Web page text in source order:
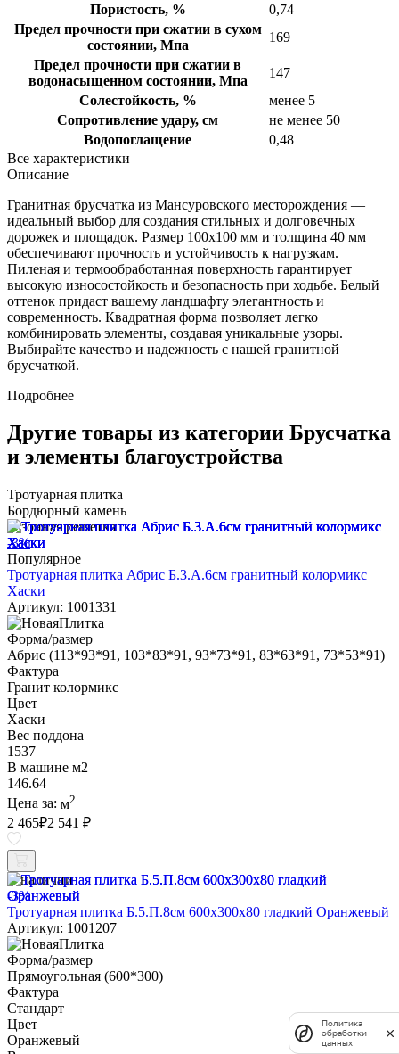
Пористость, %
0,74
Предел прочности при сжатии в сухом
состоянии, Мпа
169
Предел прочности при сжатии в
водонасыщенном состоянии, Мпа
147
Солестойкость, %
менее 5
Сопротивление удару, см
не менее 50
Водопоглащение
0,48
Все характеристики
Описание
Гранитная брусчатка из Мансуровского месторождения —
идеальный выбор для создания стильных и долговечных
дорожек и площадок. Размер 100х100 мм и толщина 40 мм
обеспечивают прочность и устойчивость к нагрузкам.
Пиленая и термообработанная поверхность гарантирует
высокую износостойкость и безопасность при ходьбе. Белый
оттенок придаст вашему ландшафту элегантность и
современность. Квадратная форма позволяет легко
комбинировать элементы, создавая уникальные узоры.
Выбирайте качество и надежность с нашей гранитной
брусчаткой.
Подробнее
Другие товары из категории Брусчатка
и элементы благоустройства
Тротуарная плитка
Бордюрный камень
Газонная решетка
-3%
Популярное
Тротуарная плитка Абрис Б.3.А.6см гранитный колормикс
Хаски
Артикул: 1001331
Форма/размер
Абрис (113*93*91, 103*83*91, 93*73*91, 83*63*91, 73*53*91)
Фактура
Гранит колормикс
Цвет
Хаски
Вес поддона
1537
В машине м2
146.64
Цена за: м2
2 465₽2 541 ₽
В наличии
-3%
Тротуарная плитка Б.5.П.8см 600х300х80 гладкий Оранжевый
Артикул: 1001207
Форма/размер
Прямоугольная (600*300)
Фактура
Стандарт
Цвет
Оранжевый
Политика
обработки
данных